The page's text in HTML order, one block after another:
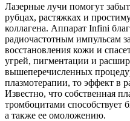
Лазерные лучи помогут
рубцах, растяжках и
коллагена. Аппарат Infini
радиочастотным импульсам
восстановления кожи и
угрей, пигментации и
вышеперечисленных
плазмотерапии, то эффект в
Известно, что собственная
тромбоцитами
а также ее омоложению.